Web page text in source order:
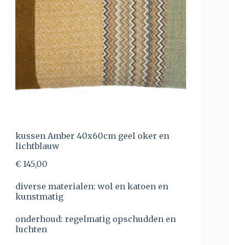
kussen Amber 40x60cm geel oker en
lichtblauw
€ 145,00
diverse materialen: wol en katoen en
kunstmatig
onderhoud: regelmatig opschudden en
luchten